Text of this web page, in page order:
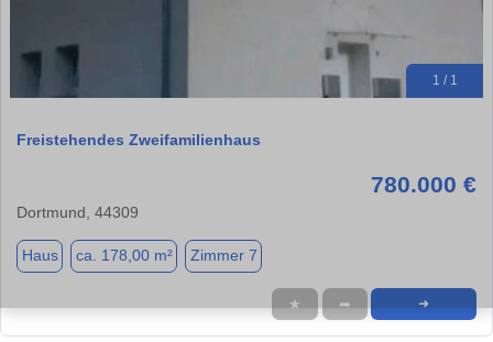
1 / 1
Freistehendes Zweifamilienhaus
780.000 €
Dortmund, 44309
Haus ca. 178,00 m² Zimmer 7
★ ➦ ➜